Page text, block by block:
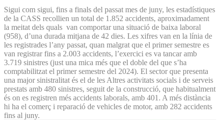
Sigui com sigui, fins a finals del passat mes de juny, les estadístiques
de la CASS recollien un total de 1.852 accidents, aproximadament
la meitat dels quals van comportar una situació de baixa laboral
(958), d’una durada mitjana de 42 dies. Les xifres van en la línia de
les registrades l’any passat, quan malgrat que el primer semestre es
van registrar fins a 2.003 accidents, l’exercici es va tancar amb
3.719 sinistres (just una mica més que el doble del que s’ha
comptabilitzat el primer semestre del 2024). El sector que presenta
una major sinistralitat és el de les Altres activitats socials i de serveis
prestats amb 480 sinistres, seguit de la construcció, que habitualment
és on es registren més accidents laborals, amb 401. A més distància
hi ha el comerç i reparació de vehicles de motor, amb 282 accidents
fins al juny.